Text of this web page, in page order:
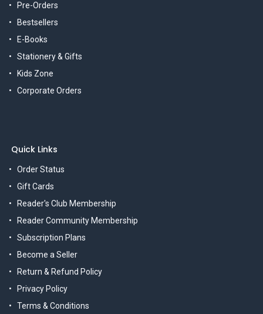
Pre-Orders
Bestsellers
E-Books
Stationery & Gifts
Kids Zone
Corporate Orders
Quick Links
Order Status
Gift Cards
Reader's Club Membership
Reader Community Membership
Subscription Plans
Become a Seller
Return & Refund Policy
Privacy Policy
Terms & Conditions